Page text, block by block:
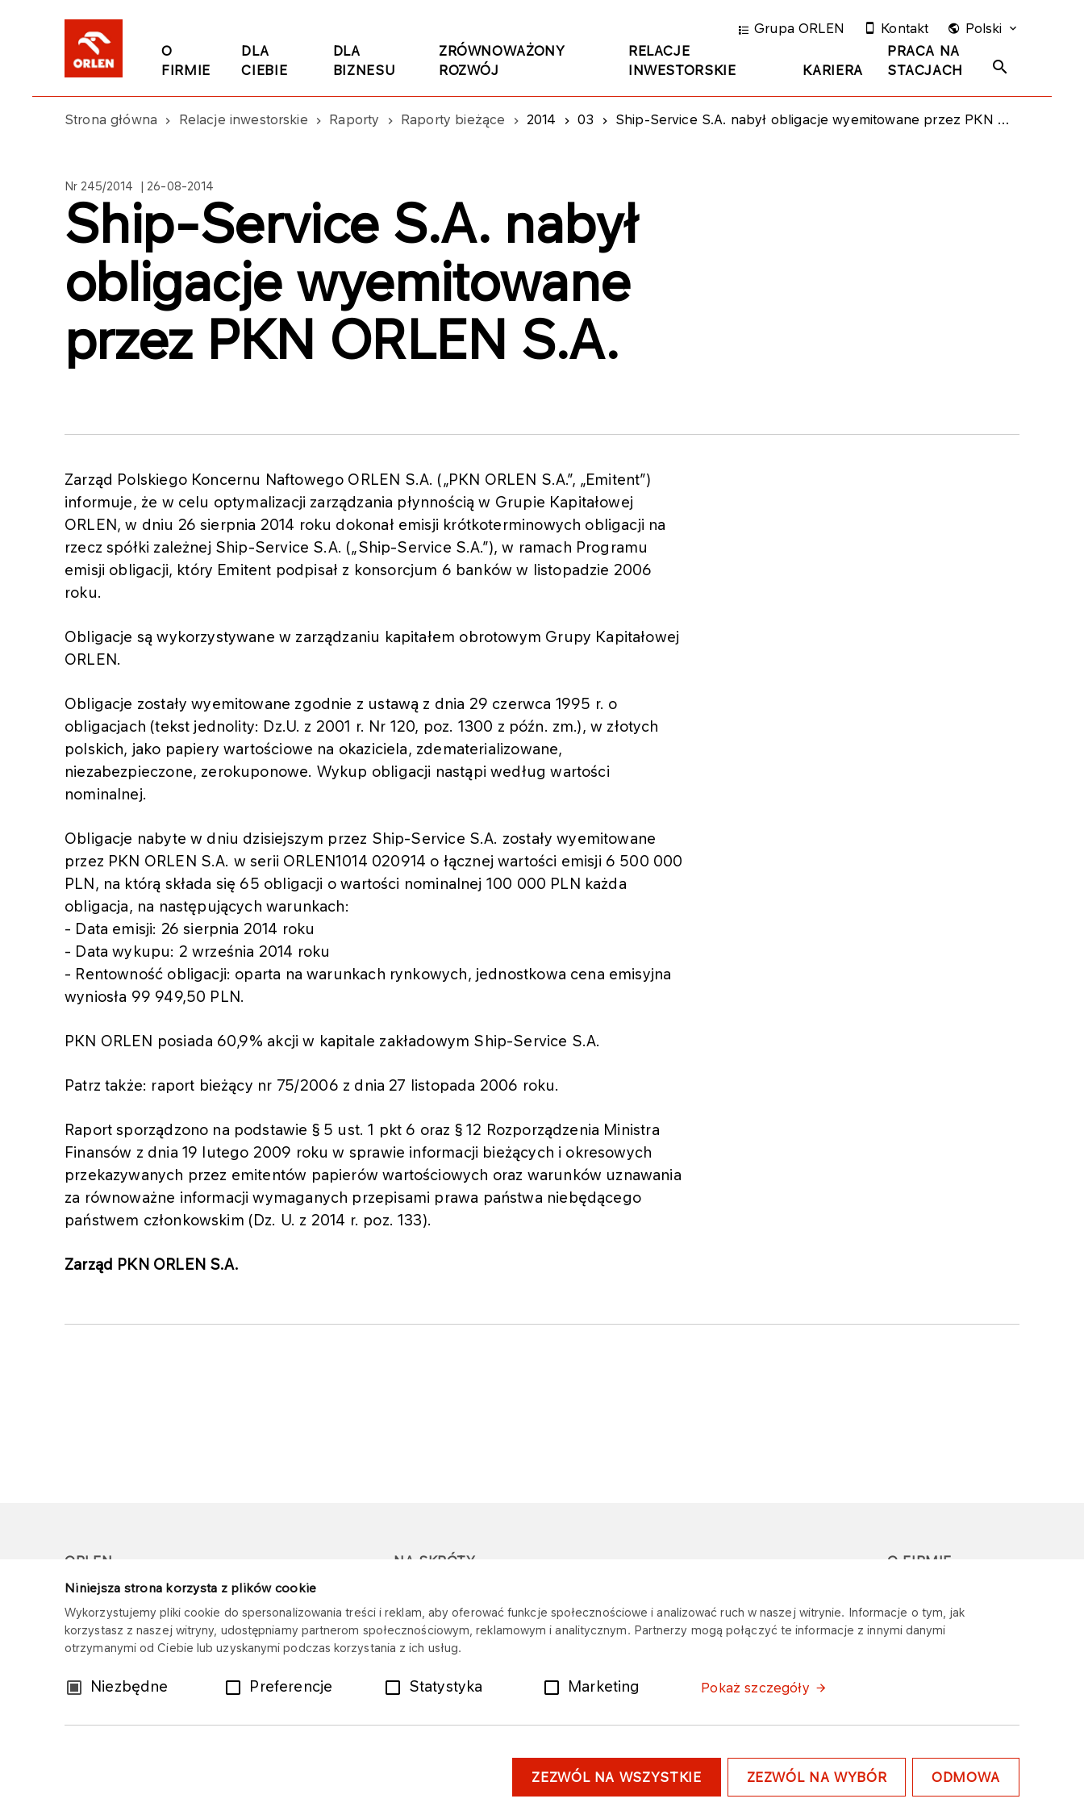
Niniejsza strona korzysta z plików cookie
Wykorzystujemy pliki cookie do spersonalizowania treści i reklam, aby oferować funkcje społecznościowe i analizować ruch w naszej witrynie. Informacje o tym, jak
korzystasz z naszej witryny, udostępniamy partnerom społecznościowym, reklamowym i analitycznym. Partnerzy mogą połączyć te informacje z innymi danymi
otrzymanymi od Ciebie lub uzyskanymi podczas korzystania z ich usług.
WybórNiezbędne Preferencje Statystyka Marketing Pokaż szczegóły
ZEZWÓL NA WSZYSTKIE ZEZWÓL NA WYBÓR ODMOWA
O
FIRMIE
DLA
CIEBIE
DLA
BIZNESU
ZRÓWNOWAŻONY
ROZWÓJ
RELACJE
INWESTORSKIE
KARIERA
PRACA NA
STACJACH
Grupa ORLEN Kontakt Polski
Strona główna Relacje inwestorskie Raporty Raporty bieżące 2014 03 Ship-Service S.A. nabył obligacje wyemitowane przez PKN ORLEN S.A.
Nr 245/2014 | 26-08-2014
Ship-Service S.A. nabył
obligacje wyemitowane
przez PKN ORLEN S.A.
Zarząd Polskiego Koncernu Naftowego ORLEN S.A. („PKN ORLEN S.A.”, „Emitent”)
informuje, że w celu optymalizacji zarządzania płynnością w Grupie Kapitałowej
ORLEN, w dniu 26 sierpnia 2014 roku dokonał emisji krótkoterminowych obligacji na
rzecz spółki zależnej Ship-Service S.A. („Ship-Service S.A.”), w ramach Programu
emisji obligacji, który Emitent podpisał z konsorcjum 6 banków w listopadzie 2006
roku.
Obligacje są wykorzystywane w zarządzaniu kapitałem obrotowym Grupy Kapitałowej
ORLEN.
Obligacje zostały wyemitowane zgodnie z ustawą z dnia 29 czerwca 1995 r. o
obligacjach (tekst jednolity: Dz.U. z 2001 r. Nr 120, poz. 1300 z późn. zm.), w złotych
polskich, jako papiery wartościowe na okaziciela, zdematerializowane,
niezabezpieczone, zerokuponowe. Wykup obligacji nastąpi według wartości
nominalnej.
Obligacje nabyte w dniu dzisiejszym przez Ship-Service S.A. zostały wyemitowane
przez PKN ORLEN S.A. w serii ORLEN1014 020914 o łącznej wartości emisji 6 500 000
PLN, na którą składa się 65 obligacji o wartości nominalnej 100 000 PLN każda
obligacja, na następujących warunkach:
- Data emisji: 26 sierpnia 2014 roku
- Data wykupu: 2 września 2014 roku
- Rentowność obligacji: oparta na warunkach rynkowych, jednostkowa cena emisyjna
wyniosła 99 949,50 PLN.
PKN ORLEN posiada 60,9% akcji w kapitale zakładowym Ship-Service S.A.
Patrz także: raport bieżący nr 75/2006 z dnia 27 listopada 2006 roku.
Raport sporządzono na podstawie § 5 ust. 1 pkt 6 oraz § 12 Rozporządzenia Ministra
Finansów z dnia 19 lutego 2009 roku w sprawie informacji bieżących i okresowych
przekazywanych przez emitentów papierów wartościowych oraz warunków uznawania
za równoważne informacji wymaganych przepisami prawa państwa niebędącego
państwem członkowskim (Dz. U. z 2014 r. poz. 133).
Zarząd PKN ORLEN S.A.
ORLEN
Copyright © 1996-2026
Wszystkie prawa zastrzeżone
NA SKRÓTY
oszustwami
Mapa stacji
Dotacje
reklamację
O FIRMIE
Wymagania
Dane osobowe